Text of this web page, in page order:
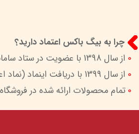
چرا به بیگ باکس اعتماد دارید؟
0 از سال 1398 با عضویت در ستاد ساماندهی پایگاه‌های اینترنتی وزارات ارشاد در کنار شما هستیم.
0 از سال 1399 با دریافت اینماد (نماد اعتماد الکترونیک) امکان پرداخت امن و آسان را برای شما فراهم کردیم.
0 تمام محصولات ارائه شده در